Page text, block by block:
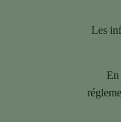
Les
En